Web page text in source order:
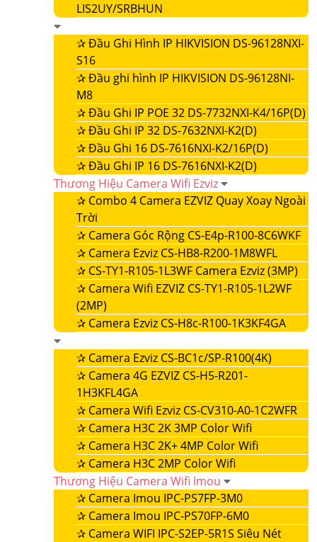
LIS2UY/SRBHUN
✰Đầu Ghi Hình IP HIKVISION DS-96128NXI-
S16
✰Đầu ghi hình IP HIKVISION DS-96128NI-
M8
✰Đầu Ghi IP POE 32 DS-7732NXI-K4/16P(D)
✰Đầu Ghi IP 32 DS-7632NXI-K2(D)
✰Đầu Ghi 16 DS-7616NXI-K2/16P(D)
✰Đầu Ghi IP 16 DS-7616NXI-K2(D)
Thương Hiệu Camera Wifi Ezviz
✰ Combo 4 Camera EZVIZ Quay Xoay Ngoài
Trời
✰ Camera Góc Rộng CS-E4p-R100-8C6WKF
✰ Camera Ezviz CS-HB8-R200-1M8WFL
✰ CS-TY1-R105-1L3WF Camera Ezviz (3MP)
✰ Camera Wifi EZVIZ CS-TY1-R105-1L2WF
(2MP)
✰ Camera Ezviz CS-H8c-R100-1K3KF4GA
✰ Camera Ezviz CS-BC1c/SP-R100(4K)
✰ Camera 4G EZVIZ CS-H5-R201-
1H3KFL4GA
✰ Camera Wifi Ezviz CS-CV310-A0-1C2WFR
✰ Camera H3C 2K 3MP Color Wifi
✰ Camera H3C 2K+ 4MP Color Wifi
✰ Camera H3C 2MP Color Wifi
Thương Hiệu Camera Wifi Imou
✰ Camera Imou IPC-PS7FP-3M0
✰ Camera Imou IPC-PS70FP-6M0
✰ Camera WIFI IPC-S2EP-5R1S Siêu Nét